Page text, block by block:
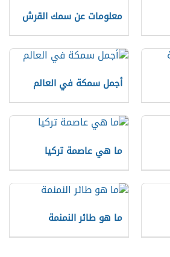
معلومات عن سمك القرش
أجمل سمكة في العالم
ما هي عاصمة تركيا
ما هو طائر النمنمة